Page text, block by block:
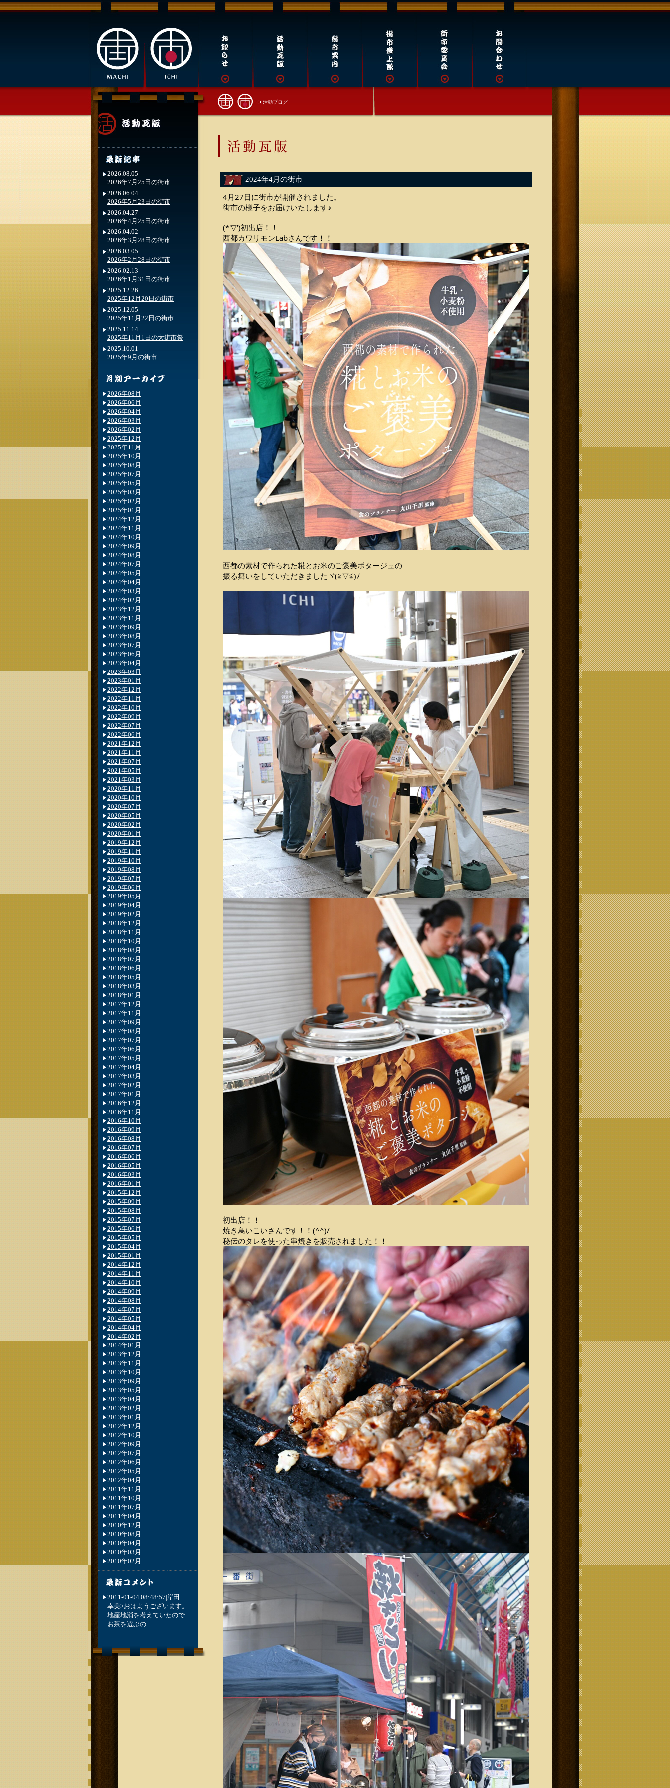
活動ブログ
2024年4月の街市
4月27日に街市が開催されました。
街市の様子をお届けいたします♪
(*'▽')初出店！！
西都カワリモンLabさんです！！
西都の素材で作られた糀とお米のご褒美ポタージュの
振る舞いをしていただきましたヾ(≧▽≦)ﾉ
初出店！！
焼き鳥いこいさんです！！(^^)/
秘伝のタレを使った串焼きを販売されました！！
2026.08.05
2026年7月25日の街市
2026.06.04
2026年5月23日の街市
2026.04.27
2026年4月25日の街市
2026.04.02
2026年3月28日の街市
2026.03.05
2026年2月28日の街市
2026.02.13
2026年1月31日の街市
2025.12.26
2025年12月20日の街市
2025.12.05
2025年11月22日の街市
2025.11.14
2025年11月1日の大街市祭
2025.10.01
2025年9月の街市
2026年08月
2026年06月
2026年04月
2026年03月
2026年02月
2025年12月
2025年11月
2025年10月
2025年08月
2025年07月
2025年05月
2025年03月
2025年02月
2025年01月
2024年12月
2024年11月
2024年10月
2024年09月
2024年08月
2024年07月
2024年05月
2024年04月
2024年03月
2024年02月
2023年12月
2023年11月
2023年09月
2023年08月
2023年07月
2023年06月
2023年04月
2023年03月
2023年01月
2022年12月
2022年11月
2022年10月
2022年09月
2022年07月
2022年06月
2021年12月
2021年11月
2021年07月
2021年05月
2021年03月
2020年11月
2020年10月
2020年07月
2020年05月
2020年02月
2020年01月
2019年12月
2019年11月
2019年10月
2019年08月
2019年07月
2019年06月
2019年05月
2019年04月
2019年02月
2018年12月
2018年11月
2018年10月
2018年08月
2018年07月
2018年06月
2018年05月
2018年03月
2018年01月
2017年12月
2017年11月
2017年09月
2017年08月
2017年07月
2017年06月
2017年05月
2017年04月
2017年03月
2017年02月
2017年01月
2016年12月
2016年11月
2016年10月
2016年09月
2016年08月
2016年07月
2016年06月
2016年05月
2016年03月
2016年01月
2015年12月
2015年09月
2015年08月
2015年07月
2015年06月
2015年05月
2015年04月
2015年01月
2014年12月
2014年11月
2014年10月
2014年09月
2014年08月
2014年07月
2014年05月
2014年04月
2014年02月
2014年01月
2013年12月
2013年11月
2013年10月
2013年09月
2013年05月
2013年04月
2013年02月
2013年01月
2012年12月
2012年10月
2012年09月
2012年07月
2012年06月
2012年05月
2012年04月
2011年11月
2011年10月
2011年07月
2011年04月
2010年12月
2010年08月
2010年04月
2010年03月
2010年02月
2011-01-04 08:48:57|岸田
幸美>おはようございます。
地産地消を考えていたので
お茶を選ぶの...